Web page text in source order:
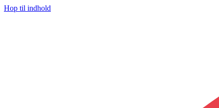
Hop til indhold